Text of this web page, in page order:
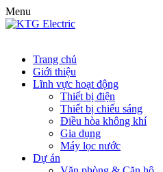
Menu
Trang chủ
Giới thiệu
Lĩnh vực hoạt động
Thiết bị điện
Thiết bị chiếu sáng
Điều hòa không khí
Gia dụng
Máy lọc nước
Dự án